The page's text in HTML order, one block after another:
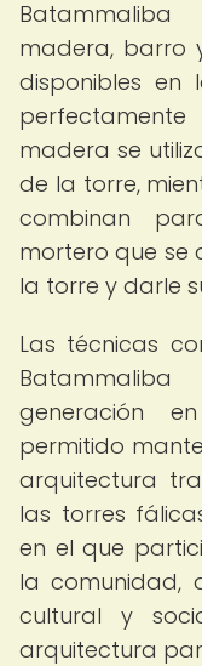
madera, barro
disponibles
madera se
de la torre,
combinan
mortero que se
la torre y darle
Las técnicas
generación
permitido
arquitectura
las torres
en el que
la comunidad,
cultural y
arquitectura